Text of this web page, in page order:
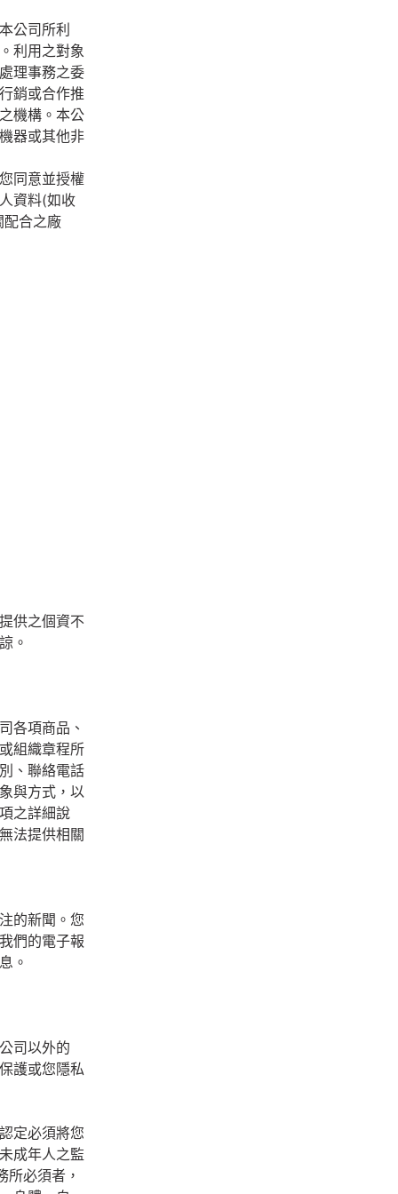
公司所利
利用之對象
理事務之委
銷或合作推
機構。本公
器或其他非
同意並授權
資料(如收
配合之廠
供之個資不
。
各項商品、
組織章程所
、聯絡電話
與方式，以
之詳細說
法提供相關
的新聞。您
們的電子報
。
司以外的
護或您隱私
定必須將您
成年人之監
必須者，